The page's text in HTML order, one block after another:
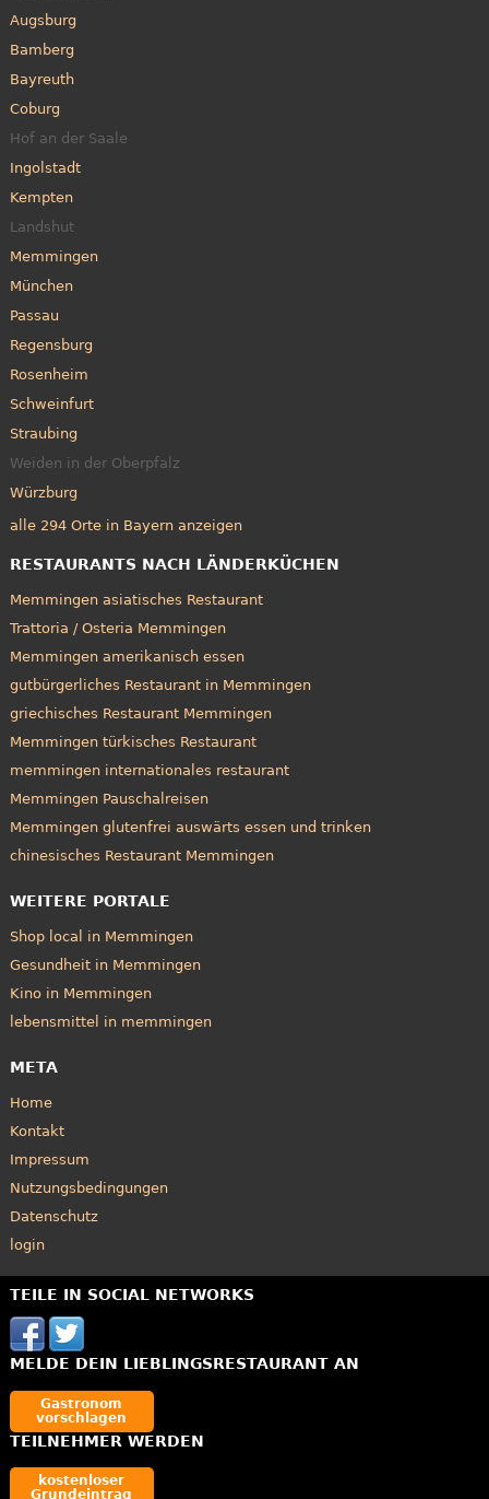
Augsburg
Bamberg
Bayreuth
Coburg
Hof an der Saale
Ingolstadt
Kempten
Landshut
Memmingen
München
Passau
Regensburg
Rosenheim
Schweinfurt
Straubing
Weiden in der Oberpfalz
Würzburg
alle 294 Orte in Bayern anzeigen
RESTAURANTS NACH LÄNDERKÜCHEN
Memmingen asiatisches Restaurant
Trattoria / Osteria Memmingen
Memmingen amerikanisch essen
gutbürgerliches Restaurant in Memmingen
griechisches Restaurant Memmingen
Memmingen türkisches Restaurant
memmingen internationales restaurant
Memmingen Pauschalreisen
Memmingen glutenfrei auswärts essen und trinken
chinesisches Restaurant Memmingen
WEITERE PORTALE
Shop local in Memmingen
Gesundheit in Memmingen
Kino in Memmingen
lebensmittel in memmingen
META
Home
Kontakt
Impressum
Nutzungsbedingungen
Datenschutz
login
TEILE IN SOCIAL NETWORKS
MELDE DEIN LIEBLINGSRESTAURANT AN
Gastronom
vorschlagen
TEILNEHMER WERDEN
kostenloser
Grundeintrag